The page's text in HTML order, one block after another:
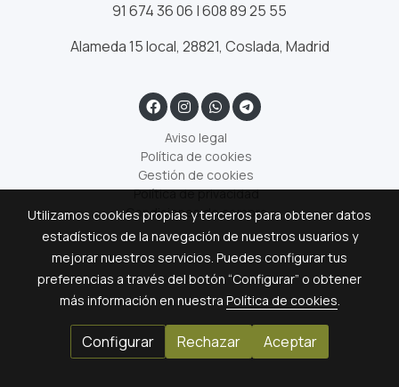
91 674 36 06 | 608 89 25 55
Alameda 15 local, 28821, Coslada, Madrid
Aviso legal
Política de cookies
Gestión de cookies
Política de privacidad
Condiciones de compra
Utilizamos cookies propias y terceros para obtener datos
estadísticos de la navegación de nuestros usuarios y
mejorar nuestros servicios. Puedes configurar tus
preferencias a través del botón “Configurar” o obtener
más información en nuestra Política de cookies.
Configurar Rechazar Aceptar